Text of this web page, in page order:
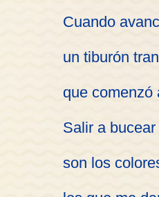
Cuando
un tiburón
que comenzó
Salir a
son los